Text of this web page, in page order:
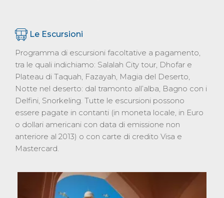
Le Escursioni
Programma di escursioni facoltative a pagamento,
tra le quali indichiamo: Salalah City tour, Dhofar e
Plateau di Taquah, Fazayah, Magia del Deserto,
Notte nel deserto: dal tramonto all’alba, Bagno con i
Delfini, Snorkeling. Tutte le escursioni possono
essere pagate in contanti (in moneta locale, in Euro
o dollari americani con data di emissione non
anteriore al 2013) o con carte di credito Visa e
Mastercard.